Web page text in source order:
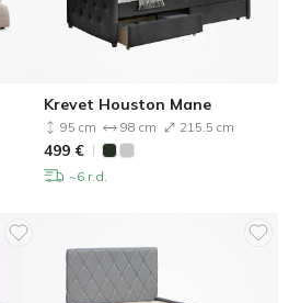
Krevet Houston Mane
95 cm 98 cm 215.5 cm
499 €
~6 r.d.